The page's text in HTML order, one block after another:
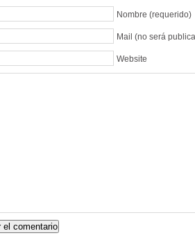
Nombre (requerido)
Mail (no será
Website